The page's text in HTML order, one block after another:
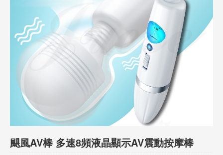
簡
颶風AV棒 多速8頻液晶顯示AV震動按摩棒